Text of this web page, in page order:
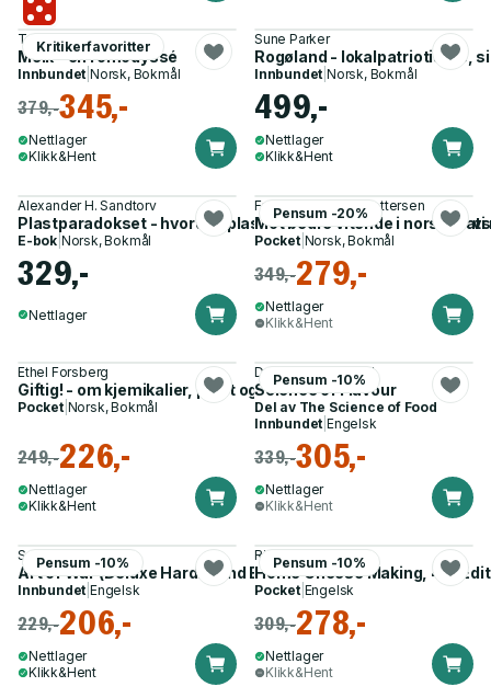
Kritikerfavoritter
Tore Stavlund
Melk - en romodyssé
Innbundet |Norsk, Bokmål
379,-345,-
Nettlager
Klikk&Hent
Sune Parker
Rogøland - lokalpatriotisme,
Innbundet |Norsk, Bokmål
499,-
Nettlager
Klikk&Hent
Alexander H. Sandtorv
Plastparadokset - hvordan plast ble uunnværlig, og hvorfor vi
E-bok Norsk, Bokmål
329,-
Nettlager
Pensum -20%
Frode Steen, Ivar Pettersen
Mot bedre vitende i norsk
Pocket| Norsk, Bokmål
349,-279,-
Nettlager
Klikk&Hent
Ethel Forsberg
Giftig! - om kjemikalier, plast og våre barn
Pocket| Norsk, Bokmål
249,-226,-
Nettlager
Klikk&Hent
Pensum -10%
Dr. Stuart Farrimond
Science of Flavour
Del av The Science of Food
Innbundet |Engelsk
339,-305,-
Nettlager
Klikk&Hent
Pensum -10%
Sun Tzu
Art of War (Deluxe Hardbound Edition), The
Innbundet |Engelsk
229,-206,-
Nettlager
Klikk&Hent
Pensum -10%
Ricki Carroll
Home Cheese Making, 4th
Pocket| Engelsk
309,-278,-
Nettlager
Klikk&Hent